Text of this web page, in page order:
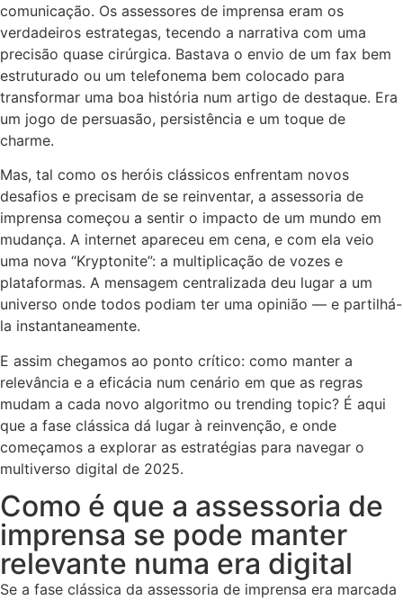
comunicação. Os assessores de imprensa eram os
verdadeiros estrategas, tecendo a narrativa com uma
precisão quase cirúrgica. Bastava o envio de um fax bem
estruturado ou um telefonema bem colocado para
transformar uma boa história num artigo de destaque. Era
um jogo de persuasão, persistência e um toque de
charme.
Mas, tal como os heróis clássicos enfrentam novos
desafios e precisam de se reinventar, a assessoria de
imprensa começou a sentir o impacto de um mundo em
mudança. A internet apareceu em cena, e com ela veio
uma nova “Kryptonite”: a multiplicação de vozes e
plataformas. A mensagem centralizada deu lugar a um
universo onde todos podiam ter uma opinião — e partilhá-
la instantaneamente.
E assim chegamos ao ponto crítico: como manter a
relevância e a eficácia num cenário em que as regras
mudam a cada novo algoritmo ou trending topic? É aqui
que a fase clássica dá lugar à reinvenção, e onde
começamos a explorar as estratégias para navegar o
multiverso digital de 2025.
Como é que a assessoria de
imprensa se pode manter
relevante numa era digital
Se a fase clássica da assessoria de imprensa era marcada